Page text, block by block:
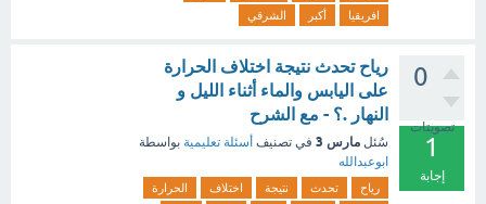
افريقيا
أكبر الشرقي
0
تصويتات
1
إجابة
رياح تحدث نتيجة اختلاف الحرارة
على اليابس والماء أثناء الليل و
النهار .؟ - مع الشرح
سُئل مارس 3 في تصنيف أسئلة تعليمية بواسطة
ابوعبدالله
رياح تحدث نتيجة اختلاف الحرارة